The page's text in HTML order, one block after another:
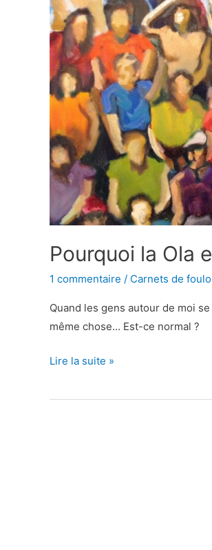
Pourquoi la Ola
1 commentaire / Carnets de
Quand les gens autour de moi
même chose… Est-ce normal ?
les
physiciens
?
Lire la suite »